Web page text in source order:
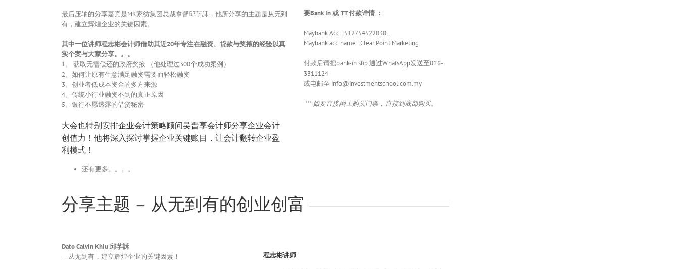
最后压轴的分享嘉宾是MK家纺集团总裁拿督邱芓訸，他所分享的主题是从无到
有，建立辉煌企业的关键因素。
其中一位讲师程志彬会计师借助其近20年专注在融资、贷款与奖掖的经验以真
实个案与大家分享。。。
1。 获取无需偿还的政府奖掖 （他处理过300个成功案例）
2。如何让原有生意满足融资需要而轻松融资
3。创业者低成本资金的多方来源
4。传统小行业融资不到的真正原因
5。银行不愿透露的借贷秘密
大会也特别安排企业会计策略顾问吴晋享会计师分享企业会计
创值力！他将深入探讨掌握企业关键账目，让会计翻转企业盈
利模式！
还有更多。。。。
要Bank In 或 TT 付款详情 ：
Maybank Acc : 512754522030 ,
Maybank acc name : Clear Point Marketing
付款后请把bank-in slip 通过WhatsApp发送至016-
3311124
或电邮至 info@investmentschool.com.my
*** 如要直接网上购买门票，直接到底部购买。
分享主题 – 从无到有的创业创富
Dato Calvin Khiu 邱芓訸
– 从无到有，建立辉煌企业的关键因素！
程志彬讲师